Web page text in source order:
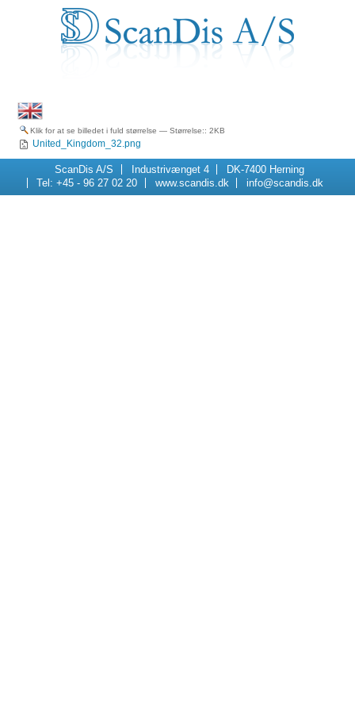
Klik for at se billedet i fuld størrelse —Størrelse:: 2KB
Navigation
United_Kingdom_32.png
ScanDis A/S Industrivænget 4
DK-7400 Herning
Tel: +45 - 96 27 02 20
www.scandis.dk info@scandis.dk